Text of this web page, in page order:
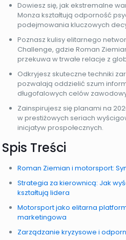
Dowiesz się, jak ekstremalne
Monza kształtują odporność
podejmowania kluczowych
Poznasz kulisy elitarnego
Challenge, gdzie Roman
przekuwa w trwałe relacje z
Odkryjesz skuteczne techniki
pozwalają oddzielić szum
długofalowych celów
Zainspirujesz się planami na
w prestiżowych seriach
inicjatyw prospołecznych.
Spis Treści
Roman Ziemian i motorsport:
Strategia za kierownicą: Jak
kształtują lidera
Motorsport jako elitarna
marketingowa
Zarządzanie kryzysowe i